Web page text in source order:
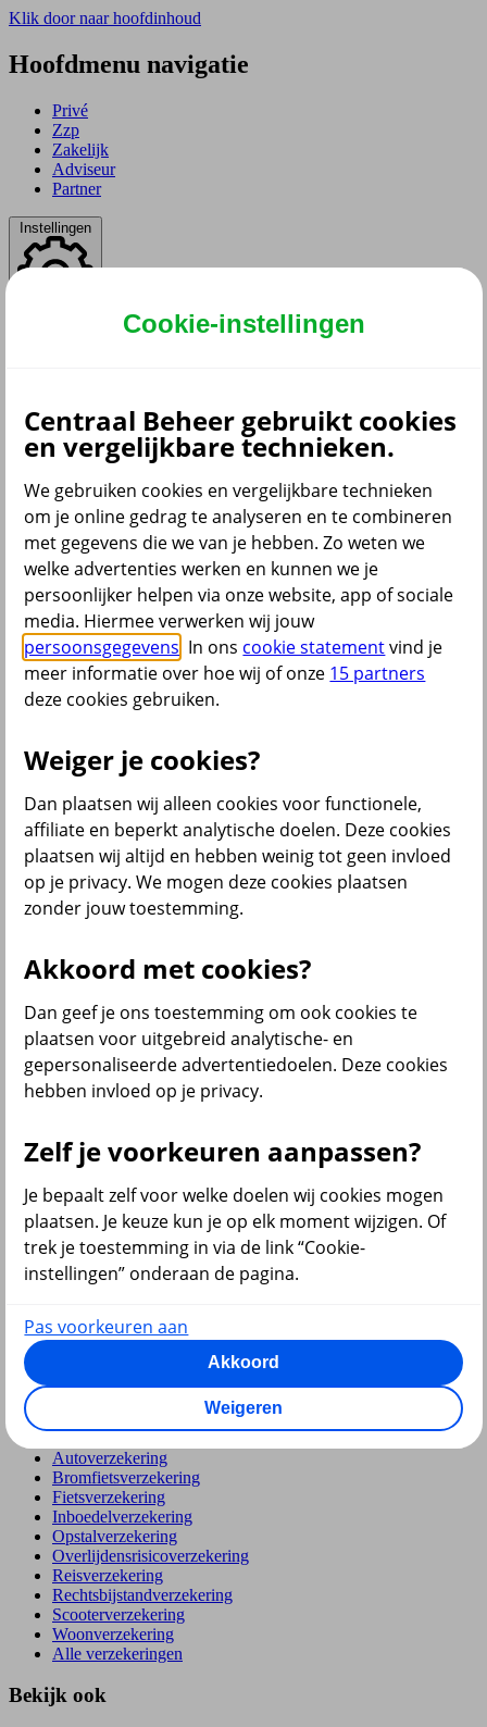
Klik door naar hoofdinhoud
Hoofdmenu navigatie
Privé
Zzp
Zakelijk
Adviseur
Partner
Instellingen
Dyslexie lettertype
Menu
Situaties Klantenservice
terug
Producten
Beleggen
Pensioen en lijfrente
terug
Verzekeringen
Aansprakelijkheidsverzekering
Autoverzekering
Bromfietsverzekering
Fietsverzekering
Inboedelverzekering
Opstalverzekering
Overlijdensrisicoverzekering
Reisverzekering
Rechtsbijstandverzekering
Scooterverzekering
Woonverzekering
Alle verzekeringen
Bekijk ook
Cookie-instellingen
Centraal Beheer gebruikt cookies
en vergelijkbare technieken.
We gebruiken cookies en vergelijkbare technieken
om je online gedrag te analyseren en te combineren
met gegevens die we van je hebben. Zo weten we
welke advertenties werken en kunnen we je
persoonlijker helpen via onze website, app of sociale
media. Hiermee verwerken wij jouw
persoonsgegevens . In ons cookie statementvind je
meer informatie over hoe wij of onze 15 partners
deze cookies gebruiken.
Weiger je cookies?
Dan plaatsen wij alleen cookies voor functionele,
affiliate en beperkt analytische doelen. Deze cookies
plaatsen wij altijd en hebben weinig tot geen invloed
op je privacy. We mogen deze cookies plaatsen
zonder jouw toestemming.
Akkoord met cookies?
Dan geef je ons toestemming om ook cookies te
plaatsen voor uitgebreid analytische- en
gepersonaliseerde advertentiedoelen. Deze cookies
hebben invloed op je privacy.
Zelf je voorkeuren aanpassen?
Je bepaalt zelf voor welke doelen wij cookies mogen
plaatsen. Je keuze kun je op elk moment wijzigen. Of
trek je toestemming in via de link “Cookie-
instellingen” onderaan de pagina.
Pas voorkeuren aan
Akkoord
Weigeren